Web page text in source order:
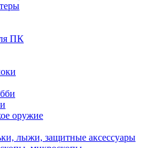
ПК
оружие
лыжи, защитные аксессуары